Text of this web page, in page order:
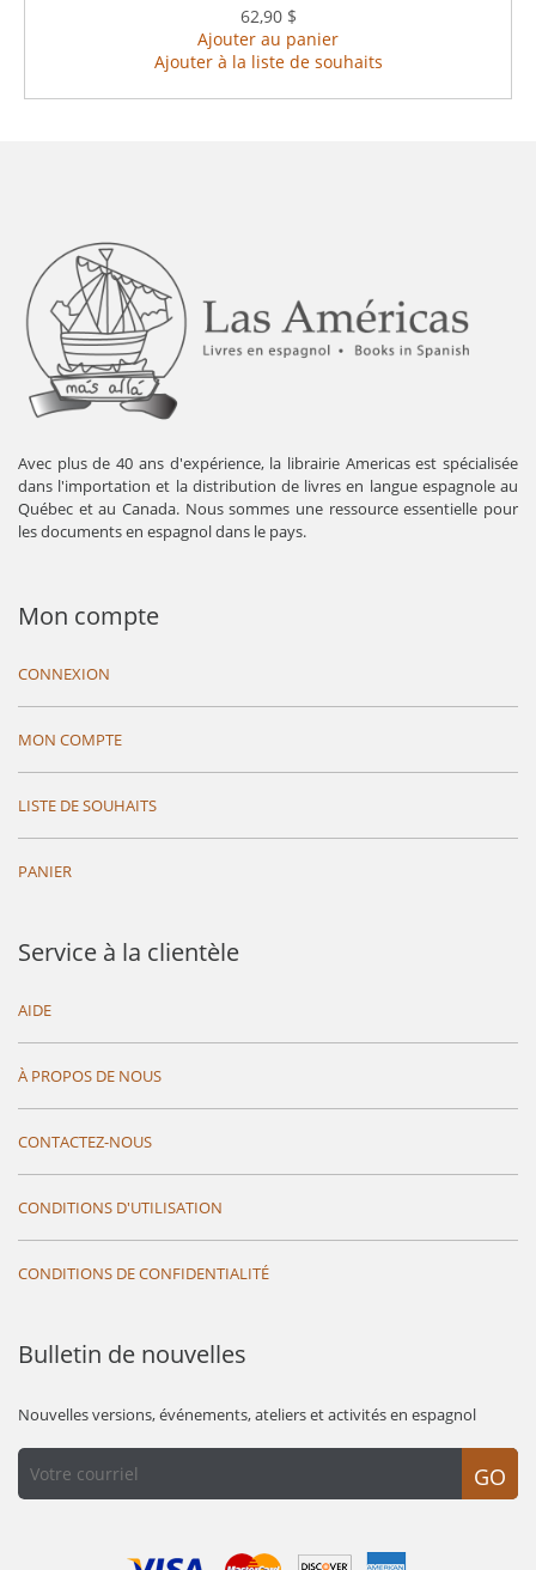
62,90 $
Ajouter au panier
Ajouter à la liste de souhaits
Avec plus de 40 ans d'expérience, la librairie Americas est spécialisée
dans l'importation et la distribution de livres en langue espagnole au
Québec et au Canada. Nous sommes une ressource essentielle pour
les documents en espagnol dans le pays.
Mon compte
CONNEXION
MON COMPTE
LISTE DE SOUHAITS
PANIER
Service à la clientèle
AIDE
À PROPOS DE NOUS
CONTACTEZ-NOUS
CONDITIONS D'UTILISATION
CONDITIONS DE CONFIDENTIALITÉ
Bulletin de nouvelles
Nouvelles versions, événements, ateliers et activités en espagnol
GO